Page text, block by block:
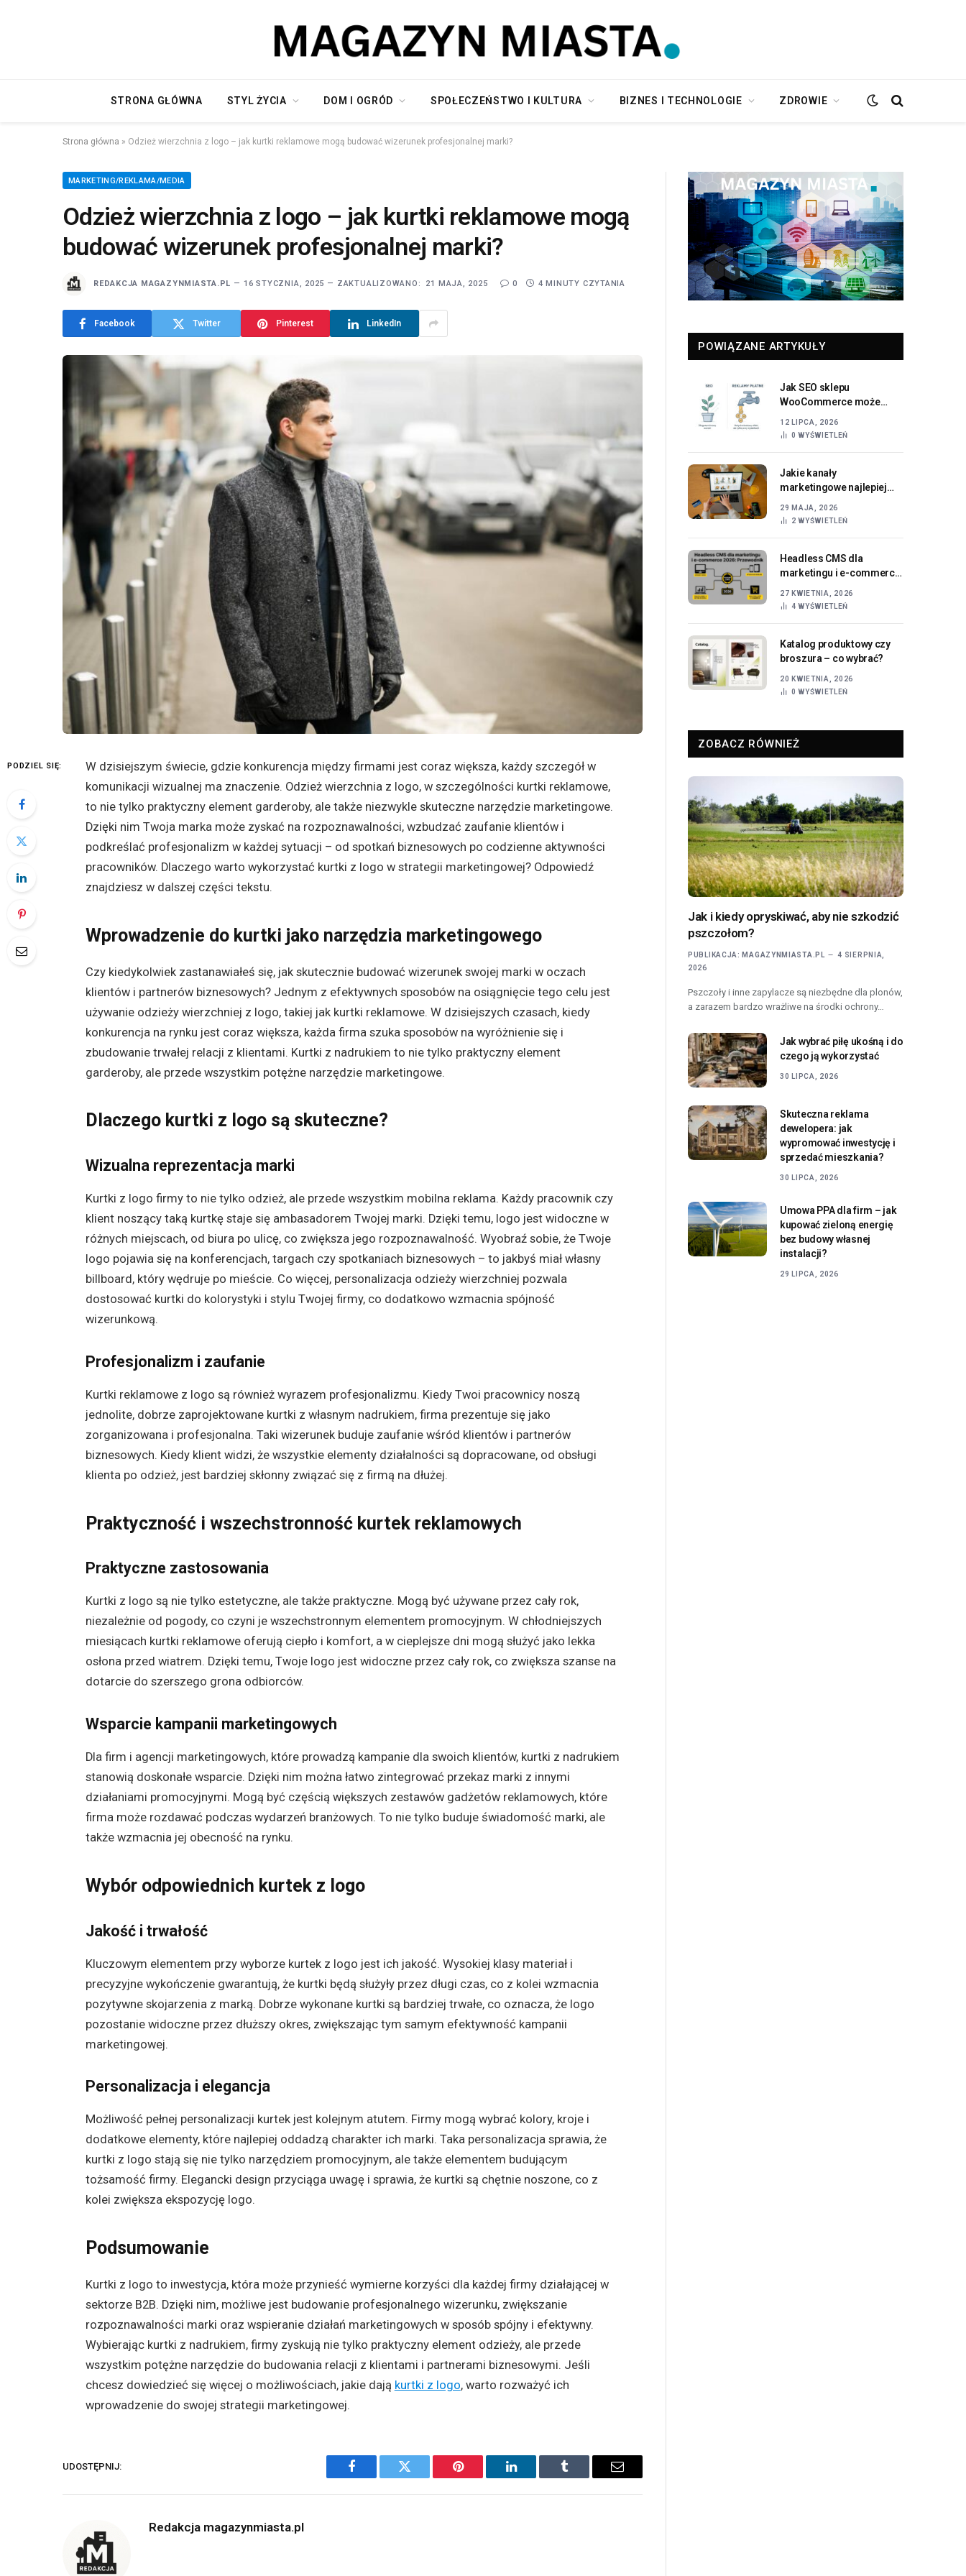
STRONA GŁÓWNA STYL ŻYCIA DOM I OGRÓD SPOŁECZEŃSTWO I KULTURA BIZNES I TECHNOLOGIE ZDROWIE
Strona główna » Odzież wierzchnia z logo – jak kurtki reklamowe mogą budować wizerunek profesjonalnej marki?
MARKETING/REKLAMA/MEDIA
Odzież wierzchnia z logo – jak kurtki reklamowe mogą
budować wizerunek profesjonalnej marki?
REDAKCJA MAGAZYNMIASTA.PL 16 STYCZNIA, 2025 ZAKTUALIZOWANO: 21 MAJA, 2025 0 4 MINUTY CZYTANIA
Facebook Twitter Pinterest LinkedIn
PODZIEL SIĘ:
W dzisiejszym świecie, gdzie konkurencja między firmami jest coraz większa, każdy szczegół w
komunikacji wizualnej ma znaczenie. Odzież wierzchnia z logo, w szczególności kurtki reklamowe,
to nie tylko praktyczny element garderoby, ale także niezwykle skuteczne narzędzie marketingowe.
Dzięki nim Twoja marka może zyskać na rozpoznawalności, wzbudzać zaufanie klientów i
podkreślać profesjonalizm w każdej sytuacji – od spotkań biznesowych po codzienne aktywności
pracowników. Dlaczego warto wykorzystać kurtki z logo w strategii marketingowej? Odpowiedź
znajdziesz w dalszej części tekstu.
Wprowadzenie do kurtki jako narzędzia marketingowego
Czy kiedykolwiek zastanawiałeś się, jak skutecznie budować wizerunek swojej marki w oczach
klientów i partnerów biznesowych? Jednym z efektywnych sposobów na osiągnięcie tego celu jest
używanie odzieży wierzchniej z logo, takiej jak kurtki reklamowe. W dzisiejszych czasach, kiedy
konkurencja na rynku jest coraz większa, każda firma szuka sposobów na wyróżnienie się i
zbudowanie trwałej relacji z klientami. Kurtki z nadrukiem to nie tylko praktyczny element
garderoby, ale przede wszystkim potężne narzędzie marketingowe.
Dlaczego kurtki z logo są skuteczne?
Wizualna reprezentacja marki
Kurtki z logo firmy to nie tylko odzież, ale przede wszystkim mobilna reklama. Każdy pracownik czy
klient noszący taką kurtkę staje się ambasadorem Twojej marki. Dzięki temu, logo jest widoczne w
różnych miejscach, od biura po ulicę, co zwiększa jego rozpoznawalność. Wyobraź sobie, że Twoje
logo pojawia się na konferencjach, targach czy spotkaniach biznesowych – to jakbyś miał własny
billboard, który wędruje po mieście. Co więcej, personalizacja odzieży wierzchniej pozwala
dostosować kurtki do kolorystyki i stylu Twojej firmy, co dodatkowo wzmacnia spójność
wizerunkową.
Profesjonalizm i zaufanie
Kurtki reklamowe z logo są również wyrazem profesjonalizmu. Kiedy Twoi pracownicy noszą
jednolite, dobrze zaprojektowane kurtki z własnym nadrukiem, firma prezentuje się jako
zorganizowana i profesjonalna. Taki wizerunek buduje zaufanie wśród klientów i partnerów
biznesowych. Kiedy klient widzi, że wszystkie elementy działalności są dopracowane, od obsługi
klienta po odzież, jest bardziej skłonny związać się z firmą na dłużej.
Praktyczność i wszechstronność kurtek reklamowych
Praktyczne zastosowania
Kurtki z logo są nie tylko estetyczne, ale także praktyczne. Mogą być używane przez cały rok,
niezależnie od pogody, co czyni je wszechstronnym elementem promocyjnym. W chłodniejszych
miesiącach kurtki reklamowe oferują ciepło i komfort, a w cieplejsze dni mogą służyć jako lekka
osłona przed wiatrem. Dzięki temu, Twoje logo jest widoczne przez cały rok, co zwiększa szanse na
dotarcie do szerszego grona odbiorców.
Wsparcie kampanii marketingowych
Dla firm i agencji marketingowych, które prowadzą kampanie dla swoich klientów, kurtki z nadrukiem
stanowią doskonałe wsparcie. Dzięki nim można łatwo zintegrować przekaz marki z innymi
działaniami promocyjnymi. Mogą być częścią większych zestawów gadżetów reklamowych, które
firma może rozdawać podczas wydarzeń branżowych. To nie tylko buduje świadomość marki, ale
także wzmacnia jej obecność na rynku.
Wybór odpowiednich kurtek z logo
Jakość i trwałość
Kluczowym elementem przy wyborze kurtek z logo jest ich jakość. Wysokiej klasy materiał i
precyzyjne wykończenie gwarantują, że kurtki będą służyły przez długi czas, co z kolei wzmacnia
pozytywne skojarzenia z marką. Dobrze wykonane kurtki są bardziej trwałe, co oznacza, że logo
pozostanie widoczne przez dłuższy okres, zwiększając tym samym efektywność kampanii
marketingowej.
Personalizacja i elegancja
Możliwość pełnej personalizacji kurtek jest kolejnym atutem. Firmy mogą wybrać kolory, kroje i
dodatkowe elementy, które najlepiej oddadzą charakter ich marki. Taka personalizacja sprawia, że
kurtki z logo stają się nie tylko narzędziem promocyjnym, ale także elementem budującym
tożsamość firmy. Elegancki design przyciąga uwagę i sprawia, że kurtki są chętnie noszone, co z
kolei zwiększa ekspozycję logo.
Podsumowanie
Kurtki z logo to inwestycja, która może przynieść wymierne korzyści dla każdej firmy działającej w
sektorze B2B. Dzięki nim, możliwe jest budowanie profesjonalnego wizerunku, zwiększanie
rozpoznawalności marki oraz wspieranie działań marketingowych w sposób spójny i efektywny.
Wybierając kurtki z nadrukiem, firmy zyskują nie tylko praktyczny element odzieży, ale przede
wszystkim potężne narzędzie do budowania relacji z klientami i partnerami biznesowymi. Jeśli
chcesz dowiedzieć się więcej o możliwościach, jakie dają kurtki z logo, warto rozważyć ich
wprowadzenie do swojej strategii marketingowej.
UDOSTĘPNIJ:
Facebook Twitter Pinterest LinkedIn Tumblr Email
Redakcja magazynmiasta.pl
POWIĄZANE ARTYKUŁY
Jak SEO sklepu
WooCommerce może
online
12 LIPCA, 2026
0WYŚWIETLEŃ
Jakie kanały
marketingowe najlepiej
commerce?
29 MAJA, 2026
2WYŚWIETLEŃ
Headless CMS dla
marketingu i e-commerce
27 KWIETNIA, 2026
4WYŚWIETLEŃ
Katalog produktowy czy
broszura – co wybrać?
20 KWIETNIA, 2026
0WYŚWIETLEŃ
ZOBACZ RÓWNIEŻ
Jak i kiedy opryskiwać, aby nie szkodzić
pszczołom?
PUBLIKACJA: MAGAZYNMIASTA.PL
4 SIERPNIA,
2026
Pszczoły i inne zapylacze są niezbędne dla plonów,
a zarazem bardzo wrażliwe na środki ochrony…
Jak wybrać piłę ukośną i do
czego ją wykorzystać
30 LIPCA, 2026
Skuteczna reklama
dewelopera: jak
wypromować inwestycję i
sprzedać mieszkania?
30 LIPCA, 2026
Umowa PPA dla firm – jak
kupować zieloną energię
bez budowy własnej
instalacji?
29 LIPCA, 2026